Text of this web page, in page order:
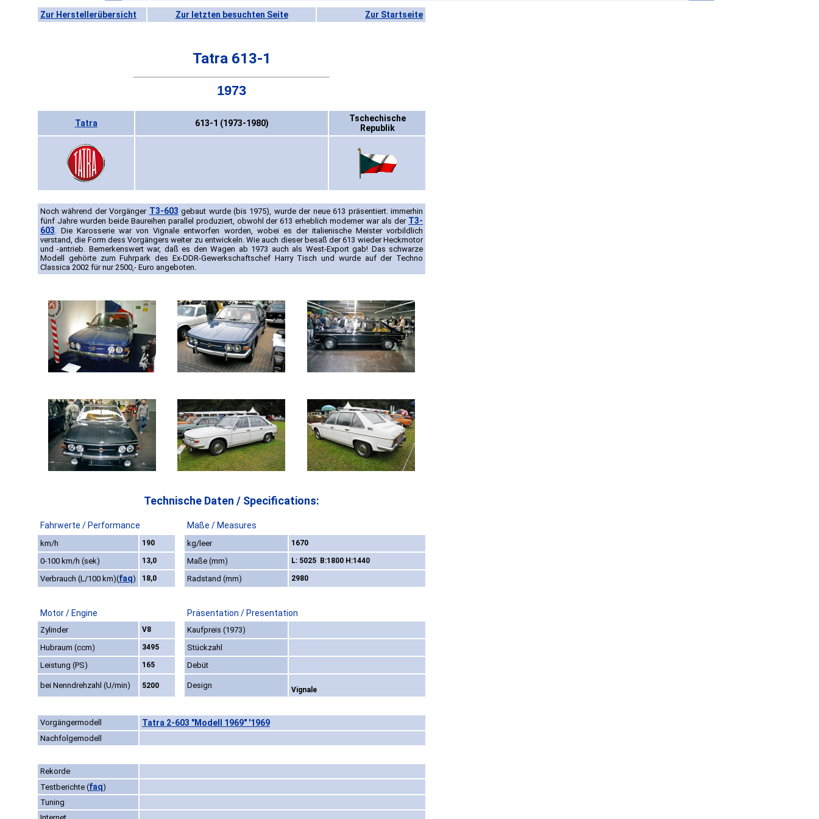
Zur Herstellerübersicht Zur letzten besuchten Seite Zur Startseite
Tatra 613-1
1973
Tatra 613-1 (1973-1980)
Tschechische
Republik
Noch während der Vorgänger T3-603 gebaut wurde (bis 1975), wurde der neue 613 präsentiert. immerhin
fünf Jahre wurden beide Baureihen parallel produziert, obwohl der 613 erheblich moderner war als der T3-
603. Die Karosserie war von Vignale entworfen worden, wobei es der italienische Meister vorbildlich
verstand, die Form dess Vorgängers weiter zu entwickeln. Wie auch dieser besaß der 613 wieder Heckmotor
und -antrieb. Bemerkenswert war, daß es den Wagen ab 1973 auch als West-Export gab! Das schwarze
Modell gehörte zum Fuhrpark des Ex-DDR-Gewerkschaftschef Harry Tisch und wurde auf der Techno
Classica 2002 für nur 2500,- Euro angeboten.
Technische Daten / Specifications:
Fahrwerte / Performance Maße / Measures
km/h 190 kg/leer 1670
0-100 km/h (sek) 13,0 Maße (mm) L: 5025 B:1800 H:1440
Verbrauch (L/100 km)(faq) 18,0 Radstand (mm) 2980
Motor / Engine Präsentation / Presentation
Zylinder V8
Kaufpreis (1973)
Hubraum (ccm)
3495
Stückzahl
Leistung (PS)
165 Debüt
bei Nenndrehzahl (U/min) 5200 Design Vignale
Vorgängermodell Tatra 2-603 "Modell 1969" '1969
Nachfolgemodell
Rekorde
Testberichte (faq)
Tuning